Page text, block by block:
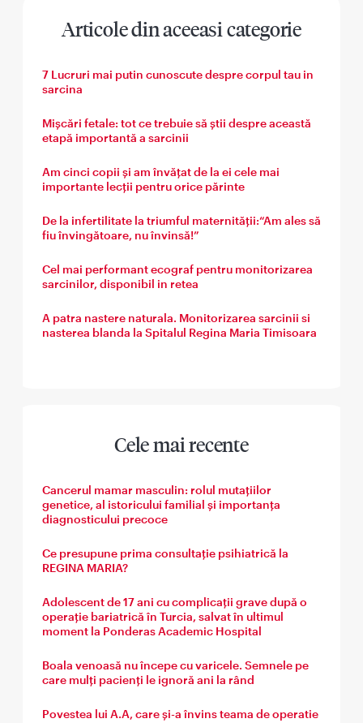
Articole din aceeasi categorie
7 Lucruri mai putin cunoscute despre corpul tau in
sarcina
Mișcări fetale: tot ce trebuie să știi despre această
etapă importantă a sarcinii
Am cinci copii și am învățat de la ei cele mai
importante lecții pentru orice părinte
De la infertilitate la triumful maternității:“Am ales să
fiu învingătoare, nu învinsă!”
Cel mai performant ecograf pentru monitorizarea
sarcinilor, disponibil in retea
A patra nastere naturala. Monitorizarea sarcinii si
nasterea blanda la Spitalul Regina Maria Timisoara
Cele mai recente
Cancerul mamar masculin: rolul mutațiilor
genetice, al istoricului familial și importanța
diagnosticului precoce
Ce presupune prima consultație psihiatrică la
REGINA MARIA?
Adolescent de 17 ani cu complicații grave după o
operație bariatrică în Turcia, salvat în ultimul
moment la Ponderas Academic Hospital
Boala venoasă nu începe cu varicele. Semnele pe
care mulți pacienți le ignoră ani la rând
Povestea lui A.A, care și-a învins teama de operatie